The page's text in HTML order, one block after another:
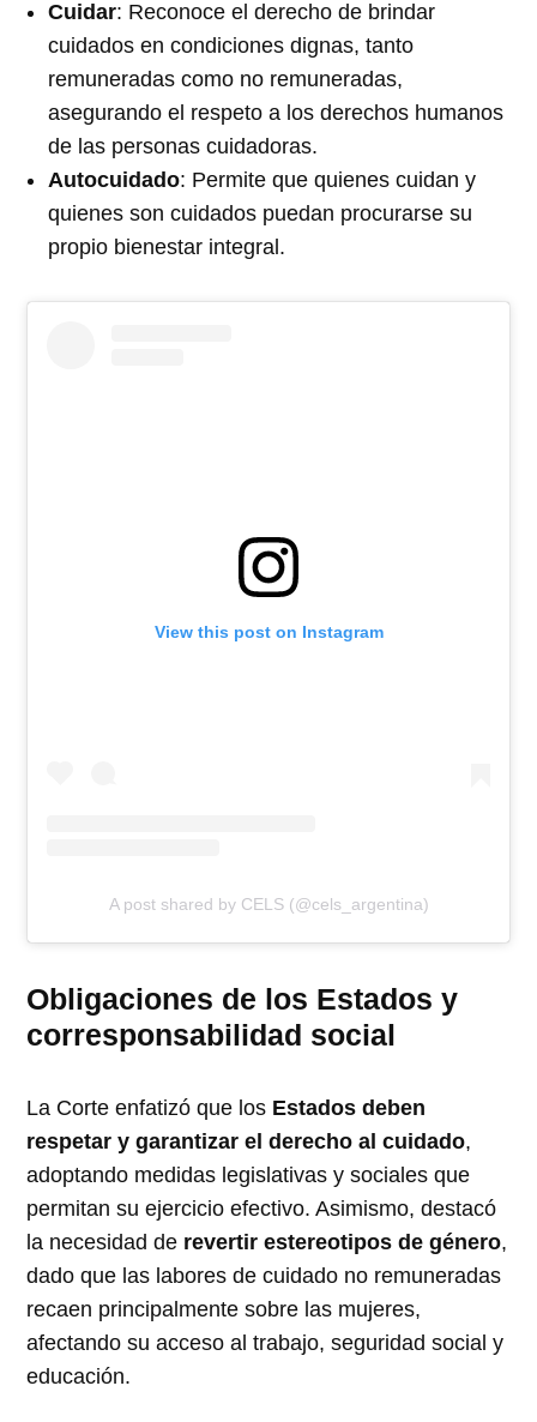
Cuidar: Reconoce el derecho de brindar
cuidados en condiciones dignas, tanto
remuneradas como no remuneradas,
asegurando el respeto a los derechos humanos
de las personas cuidadoras.
Autocuidado: Permite que quienes cuidan y
quienes son cuidados puedan procurarse su
propio bienestar integral.
View this post on Instagram
A post shared by CELS (@cels_argentina)
Obligaciones de los Estados y
corresponsabilidad social
La Corte enfatizó que los Estados deben
respetar y garantizar el derecho al cuidado,
adoptando medidas legislativas y sociales que
permitan su ejercicio efectivo. Asimismo, destacó
la necesidad de revertir estereotipos de género,
dado que las labores de cuidado no remuneradas
recaen principalmente sobre las mujeres,
afectando su acceso al trabajo, seguridad social y
educación.